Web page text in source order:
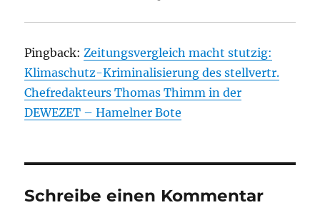
Pingback: Zeitungsvergleich macht stutzig:
Klimaschutz-Kriminalisierung des stellvertr.
Chefredakteurs Thomas Thimm in der
DEWEZET – Hamelner Bote
Schreibe einen Kommentar